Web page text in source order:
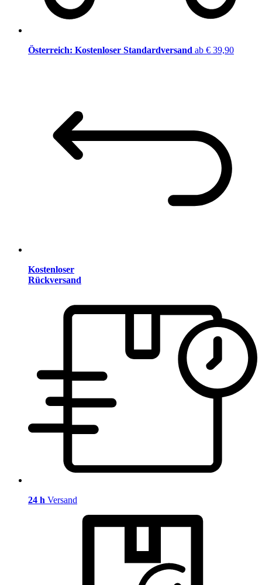
Österreich: Kostenloser Standardversand ab € 39,90
Kostenloser
Rückversand
24 h Versand